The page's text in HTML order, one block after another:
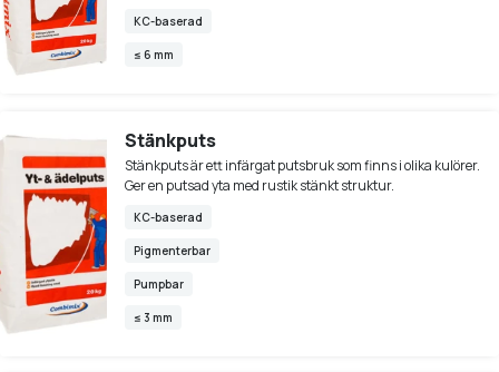
KC-baserad
≤ 6 mm
Stänkputs
Stänkputs är ett infärgat putsbruk som finns i olika kulörer.
Ger en putsad yta med rustik stänkt struktur.
KC-baserad
Pigmenterbar
Pumpbar
≤ 3 mm